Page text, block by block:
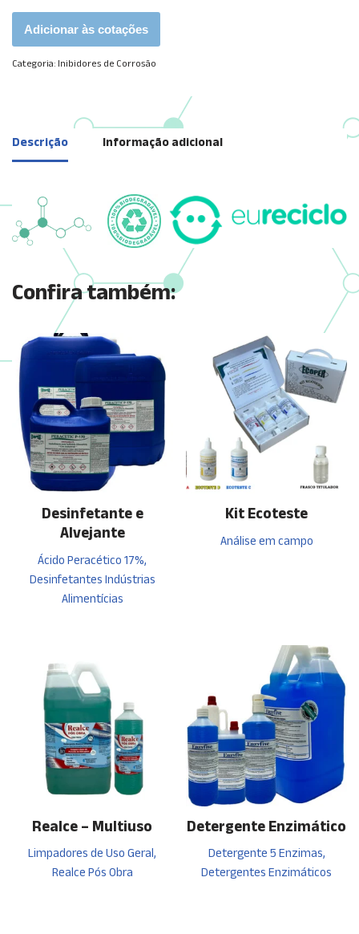
Adicionar às cotações
Categoria: Inibidores de Corrosão
Descrição Informação adicional
Confira também:
Desinfetante e
Alvejante
Ácido Peracético 17%,
Desinfetantes Indústrias
Alimentícias
Kit Ecoteste
Análise em campo
Realce – Multiuso
Limpadores de Uso Geral,
Realce Pós Obra
Detergente Enzimático
Detergente 5 Enzimas,
Detergentes Enzimáticos